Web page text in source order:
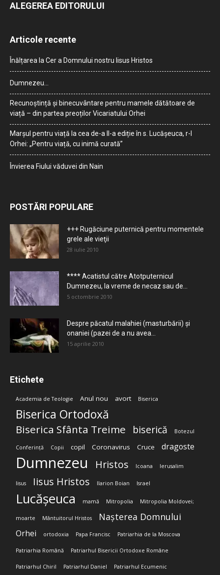
ALEGEREA EDITORULUI
Articole recente
Înălțarea la Cer a Domnului nostru Iisus Hristos
Dumnezeu…
Recunoștință și binecuvântare pentru mamele dătătoare de
viață – din partea preoților Vicariatului Orhei
Marșul pentru viață la cea de-a II-a ediție în s. Lucășeuca, r-l
Orhei: „Pentru viață, cu inimă curată”
Învierea Fiului văduvei din Nain
POSTĂRI POPULARE
+++ Rugăciune puternică pentru momentele
grele ale vieţii
28 iulie 2010
**** Acatistul către Atotputernicul
Dumnezeu, la vreme de necaz sau de...
5 octombrie 2010
Despre păcatul malahiei (masturbării) şi
onaniei (pazei de a nu avea...
15 aprilie 2010
Etichete
Academia de Teologie Anul nou avort Biserica
Biserica Ortodoxă
Biserica Sfânta Treime biserică Botezul
Conferință Copii copil Coronavirus Cruce dragoste
Dumnezeu Hristos Icoana Ierusalim
Iisus Iisus Hristos Ilarion Boian Israel
Lucășeuca mamă Mitropolia Mitropolia Moldovei;
moarte Mântuitorul Hristos Nașterea Domnului
Orhei ortodoxia Papa Francisc Patriarhia de la Moscova
Patriarhia Română Patriarhul Bisericii Ortodoxe Române
Patriarhul Chiril Patriarhul Daniel Patriarhul Ecumenic